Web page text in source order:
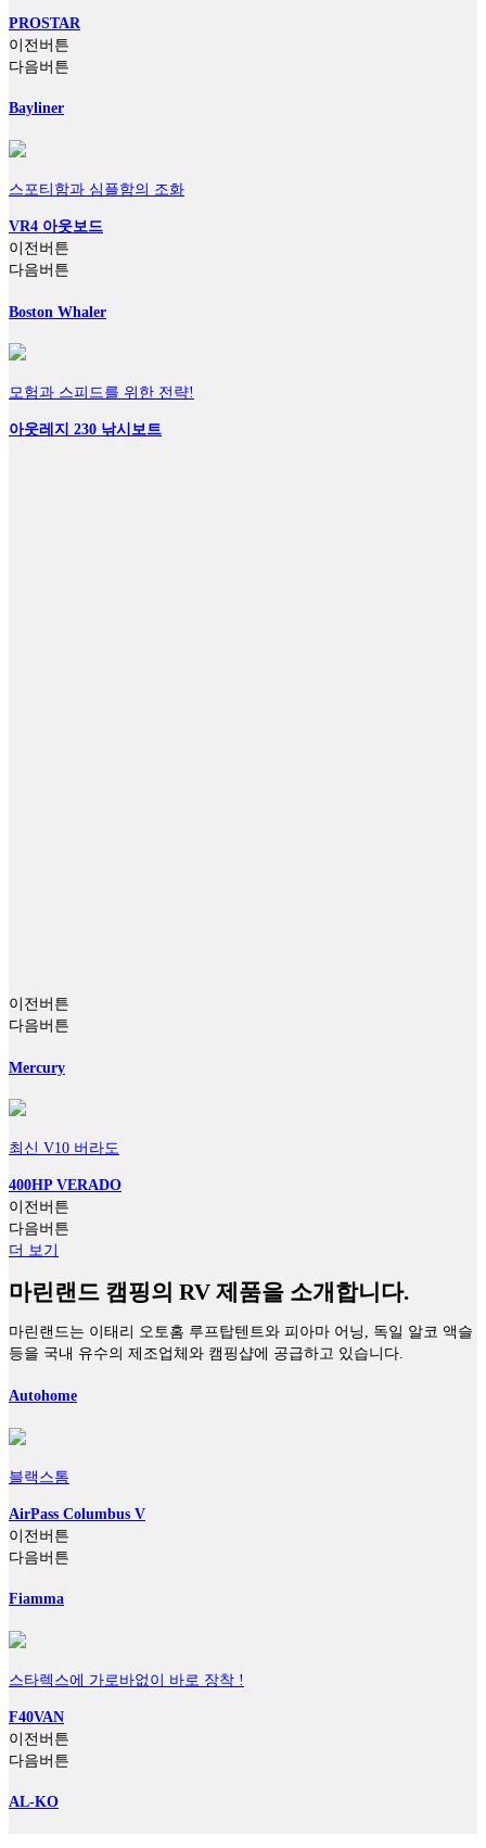
PROSTAR
이전버튼
다음버튼
Bayliner
스포티함과 심플함의 조화
VR4 아웃보드
이전버튼
다음버튼
Boston Whaler
모험과 스피드를 위한 전략!
아웃레지 230 낚시보트
이전버튼
다음버튼
Mercury
최신 V10 버라도
400HP VERADO
이전버튼
다음버튼
더 보기
마린랜드 캠핑의 RV 제품을 소개합니다.
마린랜드는 이태리 오토홈 루프탑텐트와 피아마 어닝, 독일 알코 액슬
등을 국내 유수의 제조업체와 캠핑샵에 공급하고 있습니다.
Autohome
블랙스톰
AirPass Columbus V
이전버튼
다음버튼
Fiamma
스타렉스에 가로바없이 바로 장착 !
F40VAN
이전버튼
다음버튼
AL-KO